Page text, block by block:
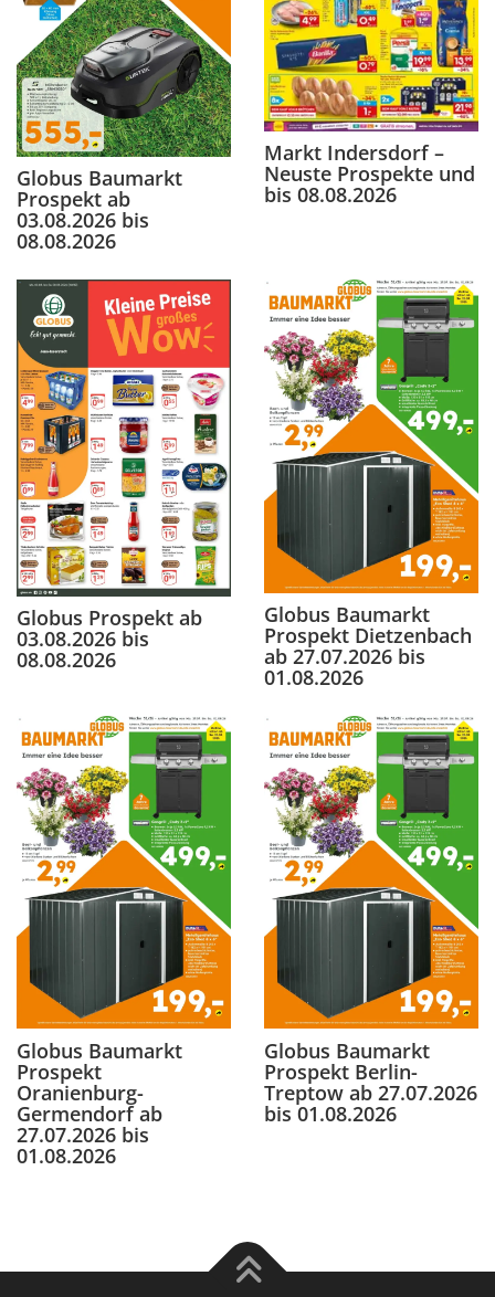
Globus Baumarkt
Prospekt ab
03.08.2026 bis
08.08.2026
Markt Indersdorf –
Neuste Prospekte und
bis 08.08.2026
Globus Prospekt ab
03.08.2026 bis
08.08.2026
Globus Baumarkt
Prospekt Dietzenbach
ab 27.07.2026 bis
01.08.2026
Globus Baumarkt
Prospekt
Oranienburg-
Germendorf ab
27.07.2026 bis
01.08.2026
Globus Baumarkt
Prospekt Berlin-
Treptow ab 27.07.2026
bis 01.08.2026